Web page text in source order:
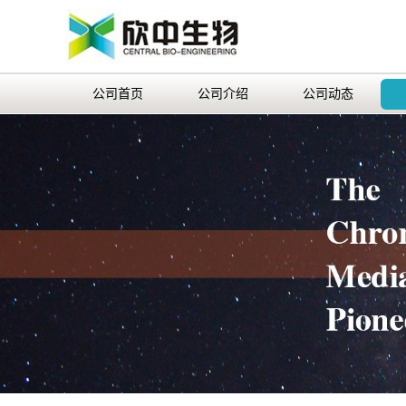
公司首页 公司介绍 公司动态